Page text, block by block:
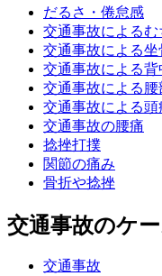
だるさ・倦怠感
交通事故によるむ
交通事故による坐
交通事故による背
交通事故による
交通事故による
交通事故の腰痛
捻挫打撲
関節の痛み
骨折や捻挫
交通事故のケ
交通事故